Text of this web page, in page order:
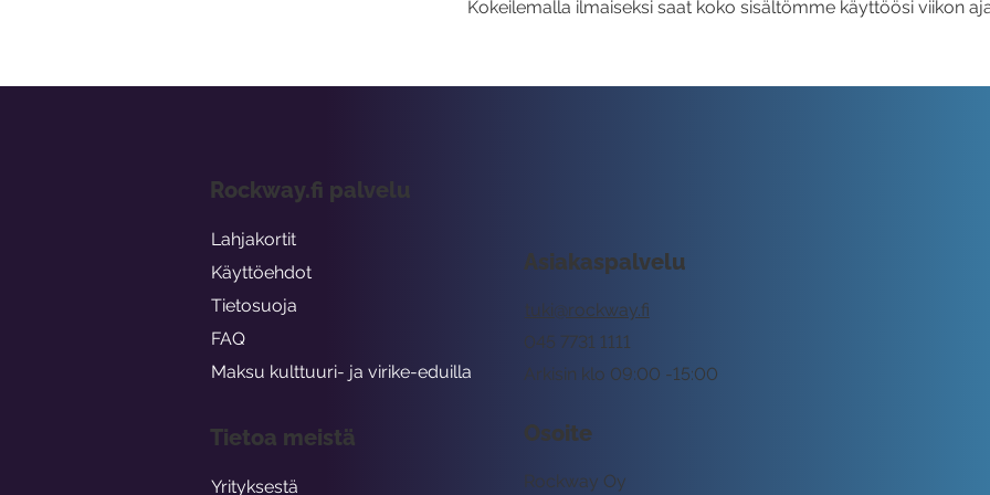
Kokeilemalla ilmaiseksi saat koko sisältömme käyttöösi viikon
Asiakaspalvelu
tuki@rockway.fi
Arkisin klo 09:00 -15:00
045 7731 1111
Osoite
Rockway Oy
Rockway.fi palvelu
Lahjakortit
Käyttöehdot
Tietosuoja
FAQ
Maksu kulttuuri- ja virike-eduilla
Tietoa meistä
Yrityksestä